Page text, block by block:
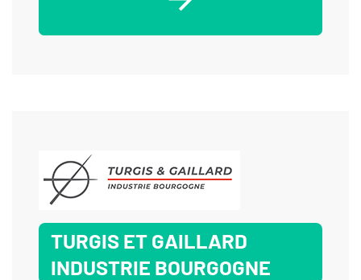
pression - Tuyauterie vinicole
TURGIS ET GAILLARD
INDUSTRIE BOURGOGNE